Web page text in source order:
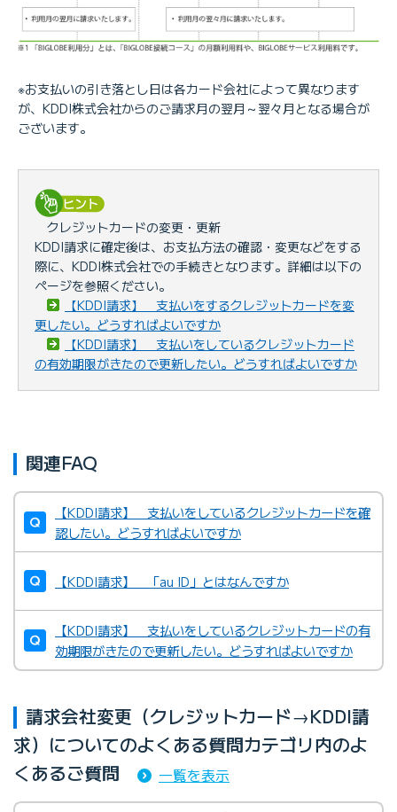
※お支払いの引き落とし日は各カード会社によって異なります
が、KDDI株式会社からのご請求月の翌月～翌々月となる場合が
ございます。
クレジットカードの変更・更新
KDDI請求に確定後は、お支払方法の確認・変更などをする
際に、KDDI株式会社での手続きとなります。詳細は以下の
ページを参照ください。
【KDDI請求】 支払いをするクレジットカードを変
更したい。どうすればよいですか
【KDDI請求】 支払いをしているクレジットカード
の有効期限がきたので更新したい。どうすればよいですか
関連FAQ
【KDDI請求】 支払いをしているクレジットカードを確
認したい。どうすればよいですか
【KDDI請求】 「au ID」とはなんですか
【KDDI請求】 支払いをしているクレジットカードの有
効期限がきたので更新したい。どうすればよいですか
請求会社変更（クレジットカード→KDDI請
求）についてのよくある質問カテゴリ内のよ
くあるご質問
一覧を表示